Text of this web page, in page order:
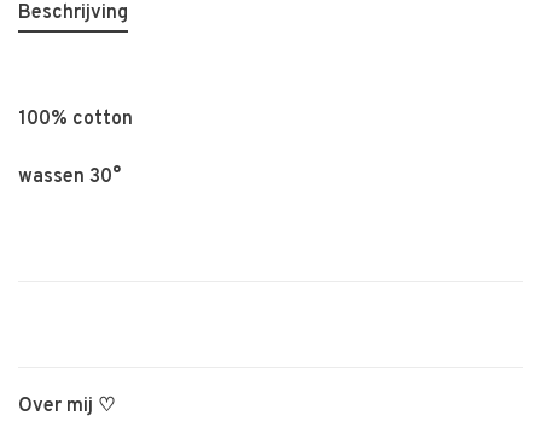
Beschrijving
100% cotton
wassen 30°
Over mij ♡